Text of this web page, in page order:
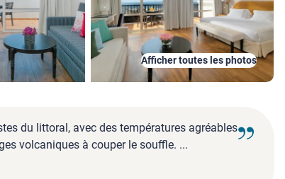
Afficher toutes les photos
du littoral, avec des températures agréables
volcaniques à couper le souffle. ...